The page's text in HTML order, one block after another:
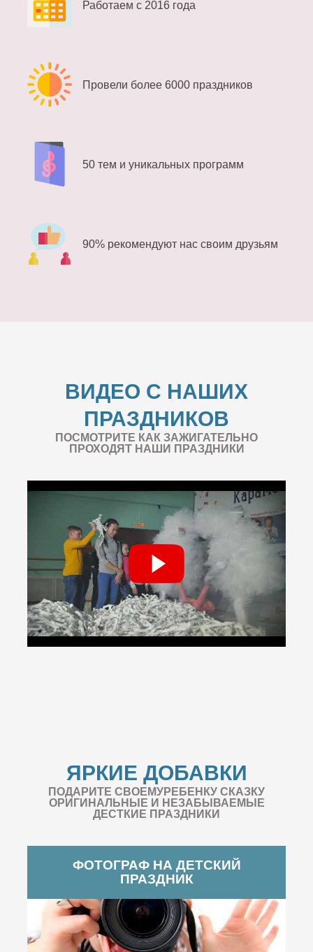
Работаем с 2016 года
Провели более 6000 праздников
50 тем и уникальных программ
90% рекомендуют нас своим друзьям
ВИДЕО С НАШИХ
ПРАЗДНИКОВ
ПОСМОТРИТЕ КАК ЗАЖИГАТЕЛЬНО
ПРОХОДЯТ НАШИ ПРАЗДНИКИ
ЯРКИЕ ДОБАВКИ
ПОДАРИТЕ СВОЕМУРЕБЕНКУ СКАЗКУ
ОРИГИНАЛЬНЫЕ И НЕЗАБЫВАЕМЫЕ
ДЕСТКИЕ ПРАЗДНИКИ
ФОТОГРАФ НА ДЕТСКИЙ
ПРАЗДНИК